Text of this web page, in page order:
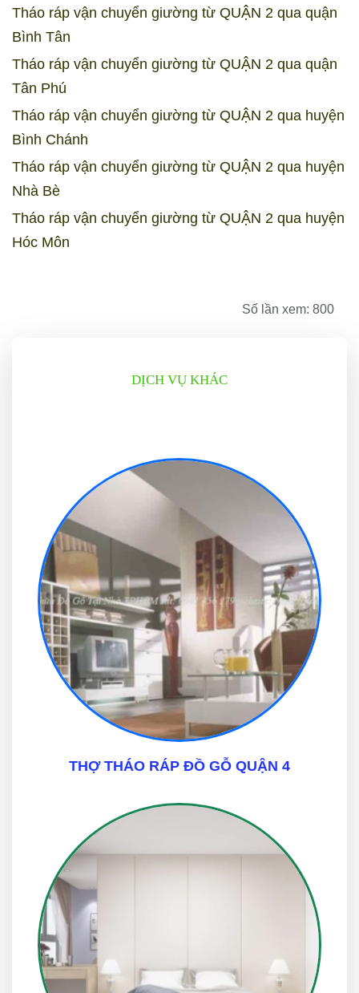
Tháo ráp vận chuyển giường từ QUẬN 2 qua quận
Bình Tân
Tháo ráp vận chuyển giường từ QUẬN 2 qua quận
Tân Phú
Tháo ráp vận chuyển giường từ QUẬN 2 qua huyện
Bình Chánh
Tháo ráp vận chuyển giường từ QUẬN 2 qua huyện
Nhà Bè
Tháo ráp vận chuyển giường từ QUẬN 2 qua huyện
Hóc Môn
Số lần xem: 800
DỊCH VỤ KHÁC
THỢ THÁO RÁP ĐỒ GỖ QUẬN 4